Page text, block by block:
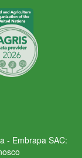
- Embrapa SAC: